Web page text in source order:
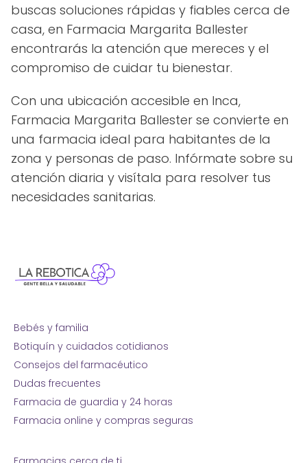
buscas soluciones rápidas y fiables cerca de
casa, en Farmacia Margarita Ballester
encontrarás la atención que mereces y el
compromiso de cuidar tu bienestar.
Con una ubicación accesible en Inca,
Farmacia Margarita Ballester se convierte en
una farmacia ideal para habitantes de la
zona y personas de paso. Infórmate sobre su
atención diaria y visítala para resolver tus
necesidades sanitarias.
Bebés y familia
Botiquín y cuidados cotidianos
Consejos del farmacéutico
Dudas frecuentes
Farmacia de guardia y 24 horas
Farmacia online y compras seguras